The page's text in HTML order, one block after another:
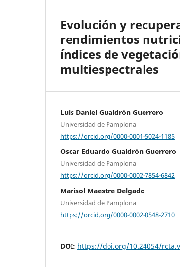
Evolución y
rendimientos
índices de
multiespectrales
Luis Daniel Gualdrón Guerrero
Universidad de Pamplona
https://orcid.org/0000-0001-5024-1185
Oscar Eduardo Gualdrón Guerrero
Universidad de Pamplona
https://orcid.org/0000-0002-7854-6842
Marisol Maestre Delgado
Universidad de Pamplona
https://orcid.org/0000-0002-0548-2710
DOI: https://doi.org/10.24054/